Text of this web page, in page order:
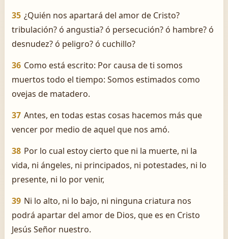
35 ¿Quién nos apartará del amor de Cristo?
tribulación? ó angustia? ó persecución? ó hambre? ó
desnudez? ó peligro? ó cuchillo?
36 Como está escrito: Por causa de ti somos
muertos todo el tiempo: Somos estimados como
ovejas de matadero.
37 Antes, en todas estas cosas hacemos más que
vencer por medio de aquel que nos amó.
38 Por lo cual estoy cierto que ni la muerte, ni la
vida, ni ángeles, ni principados, ni potestades, ni lo
presente, ni lo por venir,
39 Ni lo alto, ni lo bajo, ni ninguna criatura nos
podrá apartar del amor de Dios, que es en Cristo
Jesús Señor nuestro.